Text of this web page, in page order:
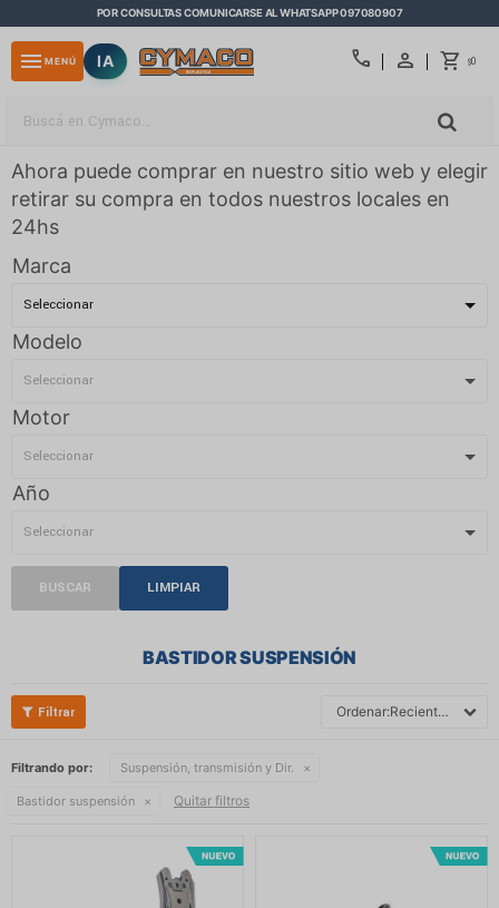
POR CONSULTAS COMUNICARSE AL WHATSAPP 097080907
call $0
menu MENÚ IA
Ahora puede comprar en nuestro sitio web y elegir
retirar su compra en todos nuestros locales en
24hs
Marca
Modelo
Motor
Año
BUSCAR LIMPIAR
BASTIDOR SUSPENSIÓN
Recientes
Filtrando por: Suspensión, transmisión y Dir.
Bastidor suspensión Quitar filtros
close